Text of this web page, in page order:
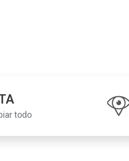
todo